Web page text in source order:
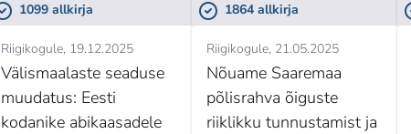
1099 allkirja
1864 allkirja
Riigikogule 19.12.2025
Välismaalaste seaduse
muudatus: Eesti
kodanike abikaasadele
Riigikogule 21.05.2025
Nõuame Saaremaa
põlisrahva õiguste
riiklikku tunnustamist ja